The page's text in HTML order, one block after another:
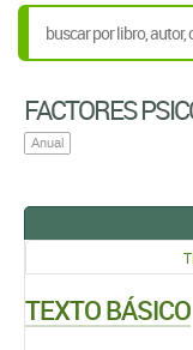
FACTORES
Anual
TEXTO BÁSICO